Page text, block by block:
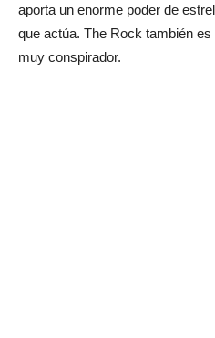
aporta un enorme poder de
que actúa. The Rock también
muy conspirador.